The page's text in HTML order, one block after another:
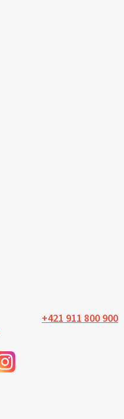
+421 911 800 900